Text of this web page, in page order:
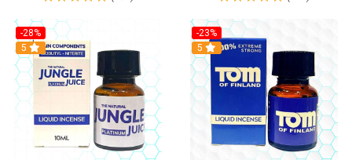
-28%
5
-23%
5